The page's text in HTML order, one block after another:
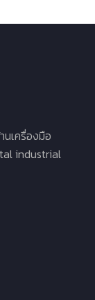
นเครื่องมือ
industrial